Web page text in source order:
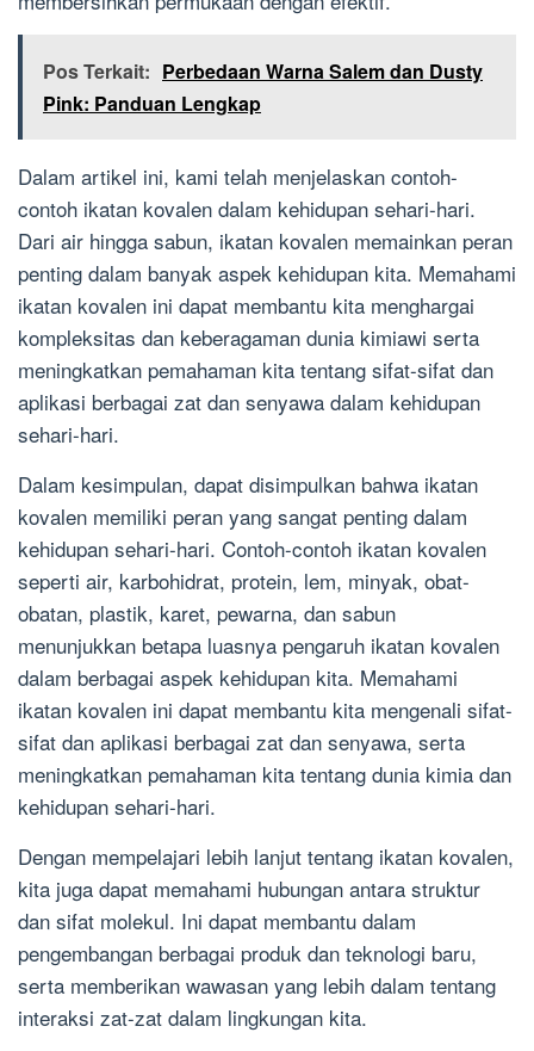
Pos Terkait: Perbedaan Warna Salem dan Dusty
Pink: Panduan Lengkap
Dalam artikel ini, kami telah menjelaskan contoh-
contoh ikatan kovalen dalam kehidupan sehari-hari.
Dari air hingga sabun, ikatan kovalen memainkan peran
penting dalam banyak aspek kehidupan kita. Memahami
ikatan kovalen ini dapat membantu kita menghargai
kompleksitas dan keberagaman dunia kimiawi serta
meningkatkan pemahaman kita tentang sifat-sifat dan
aplikasi berbagai zat dan senyawa dalam kehidupan
sehari-hari.
Dalam kesimpulan, dapat disimpulkan bahwa ikatan
kovalen memiliki peran yang sangat penting dalam
kehidupan sehari-hari. Contoh-contoh ikatan kovalen
seperti air, karbohidrat, protein, lem, minyak, obat-
obatan, plastik, karet, pewarna, dan sabun
menunjukkan betapa luasnya pengaruh ikatan kovalen
dalam berbagai aspek kehidupan kita. Memahami
ikatan kovalen ini dapat membantu kita mengenali sifat-
sifat dan aplikasi berbagai zat dan senyawa, serta
meningkatkan pemahaman kita tentang dunia kimia dan
kehidupan sehari-hari.
Dengan mempelajari lebih lanjut tentang ikatan kovalen,
kita juga dapat memahami hubungan antara struktur
dan sifat molekul. Ini dapat membantu dalam
pengembangan berbagai produk dan teknologi baru,
serta memberikan wawasan yang lebih dalam tentang
interaksi zat-zat dalam lingkungan kita.